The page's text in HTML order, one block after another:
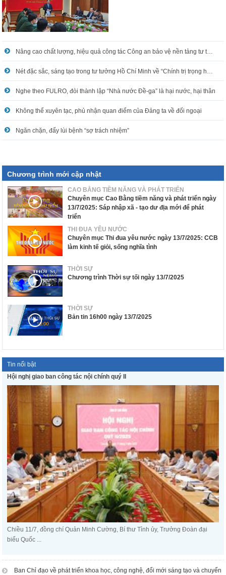
Nâng cao chất lượng, hiệu quả công tác Công an bảo vệ nền tảng tư tưởng của Đảng
Nghe theo FULRO, đòi thành lập “Nhà nước Đề-ga” là hại nước, hại thân
Không thể xuyên tạc, phủ nhận quan điểm của Đảng ta về đối ngoại
Ngăn chặn, đẩy lùi bệnh “sợ trách nhiệm”
Chương trình mới cập nhật
CAO BẰNG TIỀM NĂNG VÀ PHÁT TRIỂN
Chuyên mục Cao Bằng tiềm năng và phát triển ngày
13/7/2025: Sáp nhập xã - tạo dư địa mới để phát
triển
THI ĐUA YÊU NƯỚC
Chuyên mục Thi đua yêu nước ngày 13/7/2025: CCB
làm kinh tế giỏi, sống nghĩa tình
THỜI SỰ
Chương trình Thời sự tối ngày 13/7/2025
THỜI SỰ
Bản tin 16h00 ngày 13/7/2025
Tin nổi bật
Hội nghị giao ban công tác nội chính quý II
Chiều 11/7, đồng chí Quản Minh Cường, Bí thư Tỉnh ủy, Trưởng Đoàn đại
biểu Quốc ...
Ban Chỉ đạo về phát triển khoa học, công nghệ, đổi mới sáng tạo và chuyển